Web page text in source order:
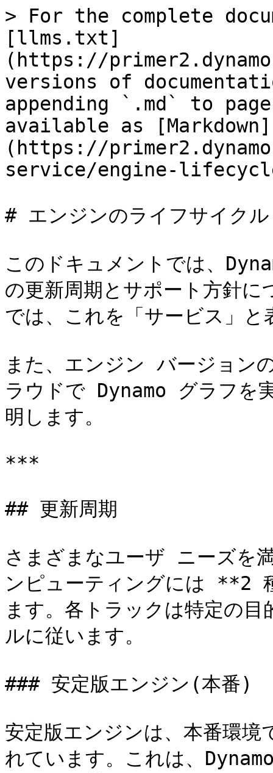
> For the complete
[llms.txt]
(https://
versions of
appending `.md` to
available as [Markdown]
(https://
service/engine-
# エンジンのライフサイクル
このドキュメントでは、
の更新周期とサポート方針
では、これを「サービス」
また、エンジン バージョン
ラウドで Dynamo グラフを
明します。
***
## 更新周期
さまざまなユーザ ニーズを
ンピューティングには **2
ます。各トラックは特定の
ルに従います。
### 安定版エンジン(本番)
安定版エンジンは、本番環境
れています。これは、